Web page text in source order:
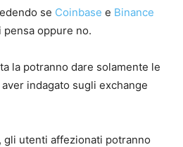
se Coinbase e Binance
oppure no.
la potranno dare solamente le
indagato sugli exchange
gli utenti affezionati potranno